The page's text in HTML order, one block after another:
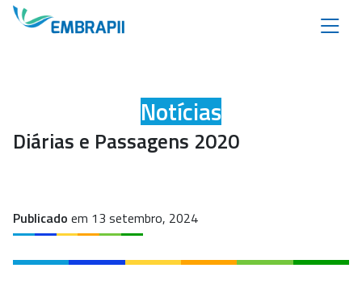
Notícias
Diárias e Passagens 2020
Publicado em 13 setembro, 2024